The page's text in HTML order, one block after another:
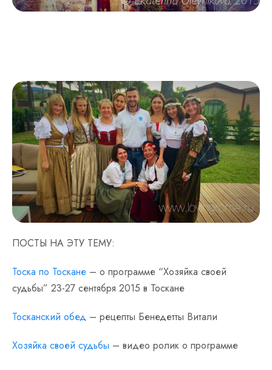
ПОСТЫ НА ЭТУ ТЕМУ:
Тоска по Тоскане – о программе “Хозяйка своей
судьбы” 23-27 сентября 2015 в Тоскане
Тосканский обед – рецепты Бенедетты Витали
Хозяйка своей судьбы – видео ролик о программе